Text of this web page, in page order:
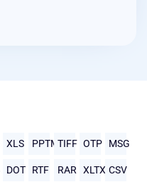
XLS PPTMTIFF OTP MSG
DOT RTF RAR XLTX CSV